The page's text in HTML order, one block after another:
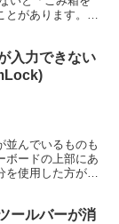
があります。
入力できない
並んでいるものも
ボードの上部にあ
使用した方が入
ールバーが消